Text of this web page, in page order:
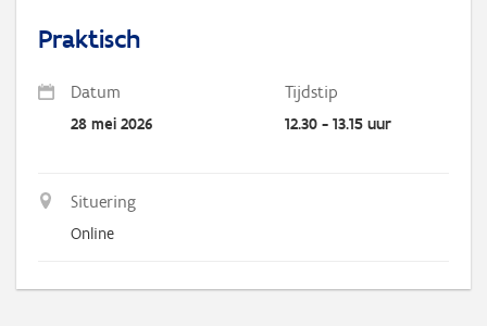
Praktisch
Datum Tijdstip
28 mei 2026 12.30 - 13.15 uur
Situering
Online